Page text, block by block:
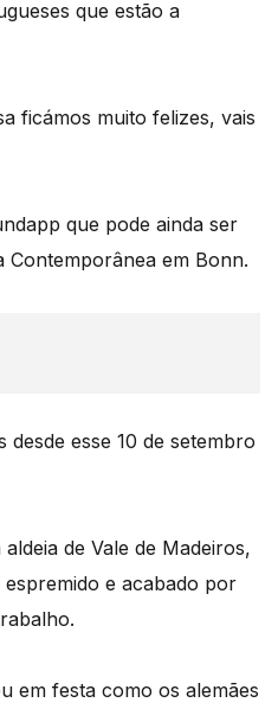
que estão a
ficámos muito felizes, vais
que pode ainda ser
Contemporânea em Bonn.
desde esse 10 de setembro
de Vale de Madeiros,
e acabado por
em festa como os alemães